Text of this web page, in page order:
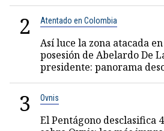
2 Atentado en Colombia
Así luce la zona atacada
posesión de Abelardo De
presidente: panorama
3 Ovnis
El Pentágono desclasifica